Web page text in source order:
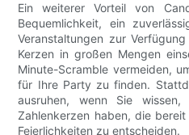
Ein weiterer Vorteil von
Bequemlichkeit, ein
Veranstaltungen zur
Kerzen in großen Mengen
Minute-Scramble vermeiden,
für Ihre Party zu finden.
ausruhen, wenn Sie
Zahlenkerzen haben, die
Feierlichkeiten zu entscheiden.